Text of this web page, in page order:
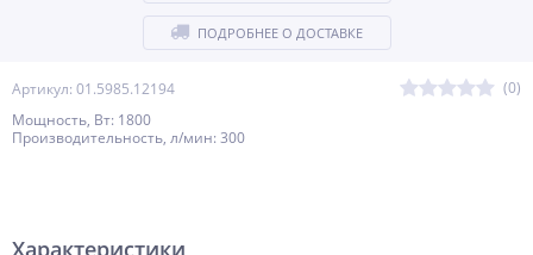
Артикул: 01.5985.12194
(0)
Мощность, Вт: 1800
Производительность, л/мин: 300
ПОДРОБНЕЕ О ДОСТАВКЕ
Характеристики